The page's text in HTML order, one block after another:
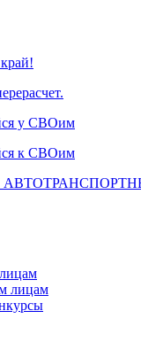
у СВОим
к СВОим
лицам